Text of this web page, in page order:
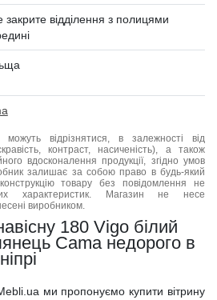
закрите відділення з полицями
відрізнятися, в залежності від
контраст, насиченість), а також
вдосконалення продукції, згідно умов
залишає за собою право в будь-який
товару без повідомлення не
характеристик. Магазин не несе
виробником.
180 Vigo білий
Cama недорого в
ми пропонуємо купити вітрину